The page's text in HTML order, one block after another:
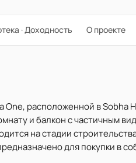
· Доходность О проекте
One, расположенной в Sobha
и балкон с частичным
на стадии
для покупки в